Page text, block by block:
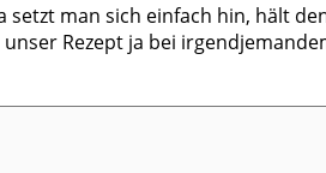
man sich einfach hin, hält
Rezept ja bei